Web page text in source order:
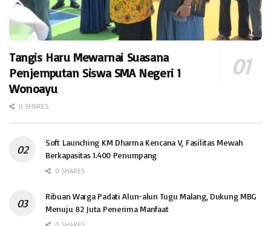
Tangis Haru Mewarnai Suasana
Penjemputan Siswa SMA Negeri 1
Wonoayu
0 SHARES
Soft Launching KM Dharma Kencana V, Fasilitas Mewah
Berkapasitas 1.400 Penumpang
0 SHARES
Ribuan Warga Padati Alun-alun Tugu Malang, Dukung MBG
Menuju 82 Juta Penerima Manfaat